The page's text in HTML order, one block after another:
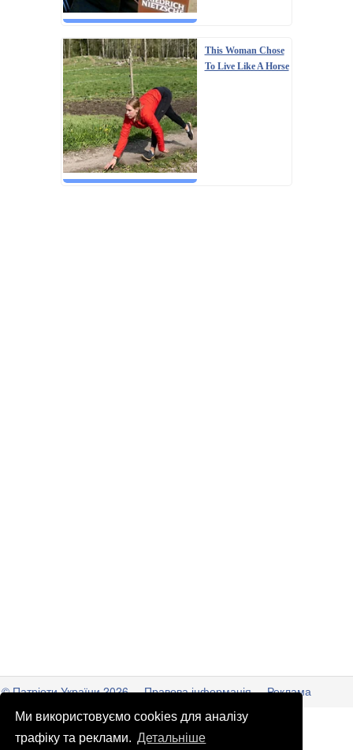
Ми використовуємо cookies для аналізу
трафіку та реклами. Детальніше
This Woman Chose
To Live Like A Horse
© Патріоти України 2026 Правова інформація
Реклама
info@patrioty.org.ua